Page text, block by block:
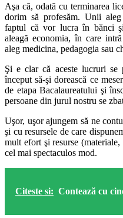
Aşa că, odată cu terminarea
dorim să profesăm. Unii
faptul că vor lucra în bănci
aleagă economia, în care
aleg medicina, pedagogia sau
Şi e clar că aceste lucruri se
început să-şi dorească ce
de etapa Bacalaureatului şi
persoane din jurul nostru se
Uşor, uşor ajungem să ne
şi cu resursele de care
mult efort şi resurse
cel mai spectaculos mod.
Citeste si: Contează cu